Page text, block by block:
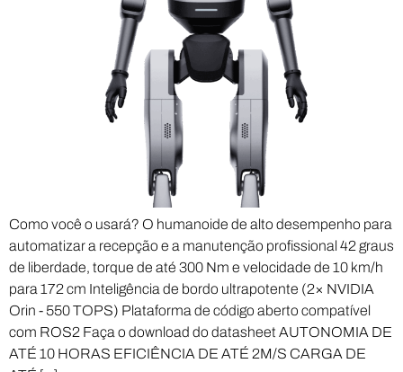
Como você o usará? O humanoide de alto desempenho para
automatizar a recepção e a manutenção profissional 42 graus
de liberdade, torque de até 300 Nm e velocidade de 10 km/h
para 172 cm Inteligência de bordo ultrapotente (2× NVIDIA
Orin - 550 TOPS) Plataforma de código aberto compatível
com ROS2 Faça o download do datasheet AUTONOMIA DE
ATÉ 10 HORAS EFICIÊNCIA DE ATÉ 2M/S CARGA DE